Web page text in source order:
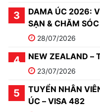
DAMA ÚC 2026:
SẠN & CHĂM SÓC
28/07/2026
NEW ZEALAND –
23/07/2026
TUYỂN NHÂN
ÚC – VISA 482